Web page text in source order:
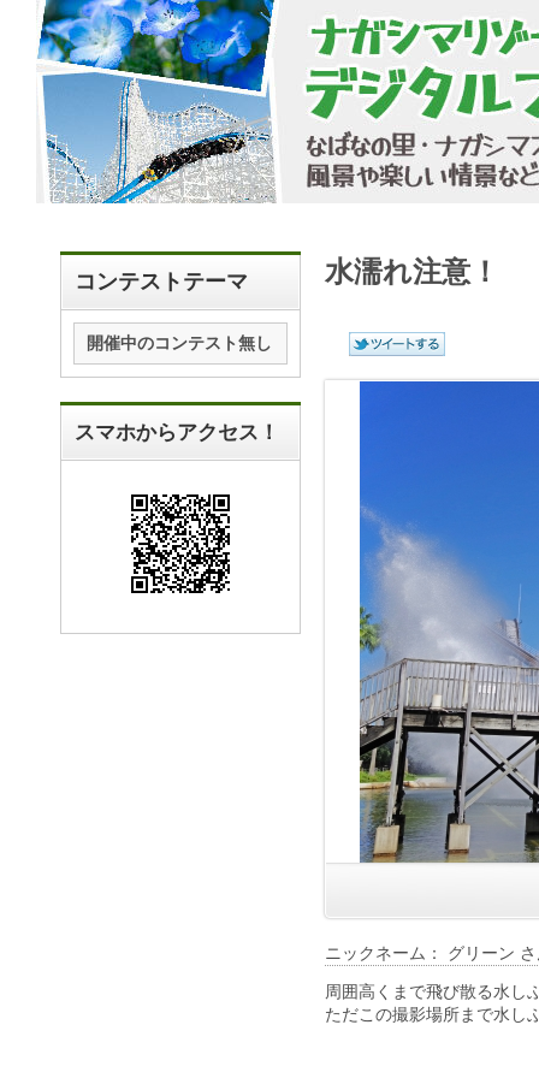
コンテストテーマ
開催中のコンテスト無し
スマホからアクセス！
水濡れ注意！
ニックネーム： グリーン
周囲高くまで飛び散る水し
ただこの撮影場所まで水し